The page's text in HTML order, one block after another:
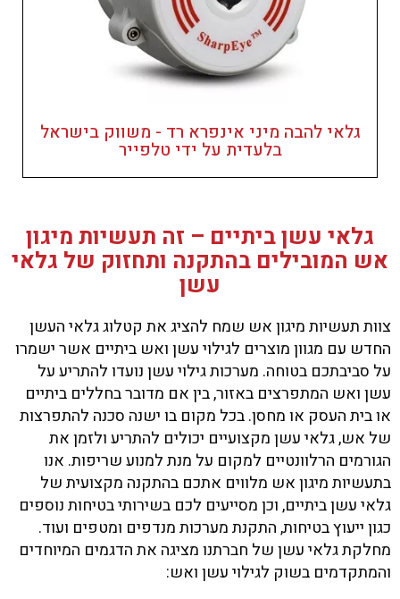
גלאי להבה מיני אינפרא רד - משווק בישראל
בלעדית על ידי טלפייר
גלאי עשן ביתיים – זה תעשיות מיגון
אש המובילים בהתקנה ותחזוק של גלאי
עשן
צוות תעשיות מיגון אש שמח להציג את קטלוג גלאי העשן
החדש עם מגוון מוצרים לגילוי עשן ואש ביתיים אשר ישמרו
על סביבתכם בטוחה. מערכות גילוי עשן נועדו להתריע על
עשן ואש המתפרצים באזור, בין אם מדובר בחללים ביתיים
או בית העסק או מחסן. בכל מקום בו ישנה סכנה להתפרצות
של אש, גלאי עשן מקצועיים יכולים להתריע ולזמן את
הגורמים הרלוונטיים למקום על מנת למנוע שריפות. אנו
בתעשיות מיגון אש מלווים אתכם בהתקנה מקצועית של
גלאי עשן ביתיים, וכן מסייעים לכם בשירותי בטיחות נוספים
כגון ייעוץ בטיחות, התקנת מערכות מנדפים ומטפים ועוד.
מחלקת גלאי עשן של חברתנו מציגה את הדגמים המיוחדים
והמתקדמים בשוק לגילוי עשן ואש: